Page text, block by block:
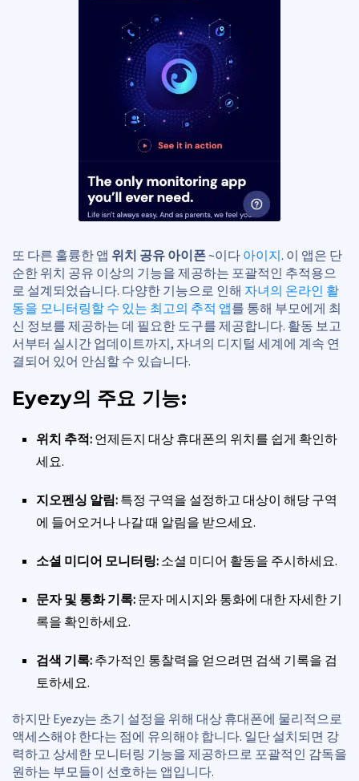
또 다른 훌륭한 앱 위치 공유 아이폰~이다 아이지. 이 앱은 단
순한 위치 공유 이상의 기능을 제공하는 포괄적인 추적용으
로 설계되었습니다. 다양한 기능으로 인해 자녀의 온라인 활
동을 모니터링할 수 있는 최고의 추적 앱를 통해 부모에게 최
신 정보를 제공하는 데 필요한 도구를 제공합니다. 활동 보고
서부터 실시간 업데이트까지, 자녀의 디지털 세계에 계속 연
결되어 있어 안심할 수 있습니다.
Eyezy의 주요 기능:
위치 추적: 언제든지 대상 휴대폰의 위치를 쉽게 확인하
세요.
지오펜싱 알림: 특정 구역을 설정하고 대상이 해당 구역
에 들어오거나 나갈 때 알림을 받으세요.
소셜 미디어 모니터링: 소셜 미디어 활동을 주시하세요.
문자 및 통화 기록: 문자 메시지와 통화에 대한 자세한 기
록을 확인하세요.
검색 기록: 추가적인 통찰력을 얻으려면 검색 기록을 검
토하세요.
하지만 Eyezy는 초기 설정을 위해 대상 휴대폰에 물리적으로
액세스해야 한다는 점에 유의해야 합니다. 일단 설치되면 강
력하고 상세한 모니터링 기능을 제공하므로 포괄적인 감독을
원하는 부모들이 선호하는 앱입니다.